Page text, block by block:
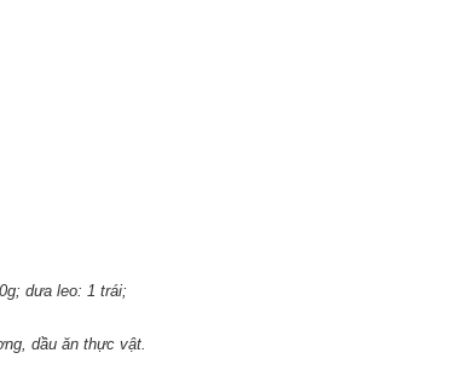
dưa leo: 1 trái;
dầu ăn thực vật.